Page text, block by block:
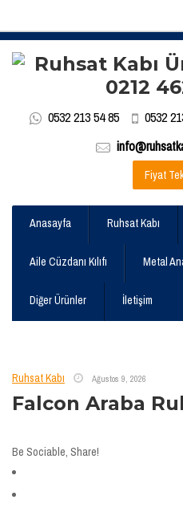
0532 213 54 85 0532
Fiyat
Anasayfa Ruhsat Kabı
Aile Cüzdanı Kılıfı Metal
Diğer Ürünler İletişim
Ruhsat Kabı Ağustos 9, 2026
Falcon Araba
Be Sociable, Share!